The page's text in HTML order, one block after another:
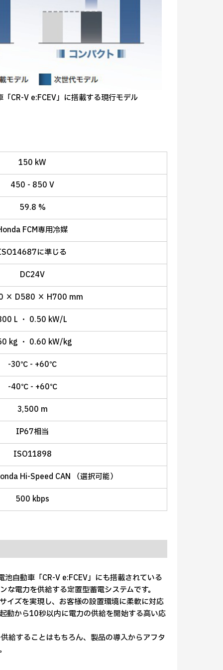
CR-V e:FCEV」に搭載する現行モデル
150 kW
450 - 850 V
59.8 %
FCM専用冷媒
に準じる
DC24V
× D580 × H700 mm
L ・ 0.50 kW/L
kg ・ 0.60 kW/kg
-30℃ - +60℃
-40℃ - +60℃
3,500 m
IP67相当
ISO11898
Hi-Speed CAN （選択可能）
500 kbps
自動車「CR-V e:FCEV」にも搭載されている
電力を供給する定置型蓄電システムです。
ズを実現し、お客様の設置環境に柔軟に対応
動から10秒以内に電力の供給を開始する高い応
することはもちろん、製品の導入からアフタ